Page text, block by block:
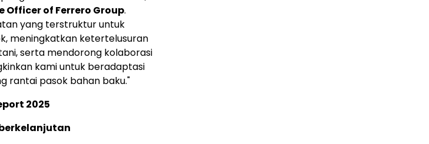
Officer of Ferrero Group.
yang terstruktur untuk
meningkatkan ketertelusuran
serta mendorong kolaborasi
kami untuk beradaptasi
rantai pasok bahan baku."
2025